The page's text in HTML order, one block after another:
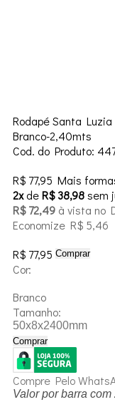
Rodapé Santa
Branco-2,40mts
Cod. do Produto:
R$ 77,95 Mais
2xdeR$ 38,98 sem
R$ 72,49 à vista no
Economize R$ 5,46
R$ 77,95 Comprar
Cor:
Branco
Tamanho:
50x8x2400mm
Comprar
Compre Pelo
Valor por barra com